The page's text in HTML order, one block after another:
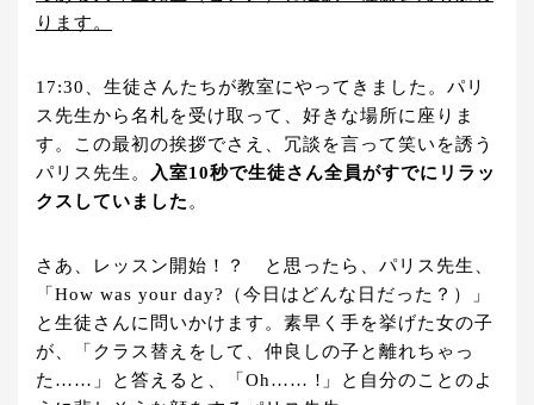
ります。
17:30、生徒さんたちが教室にやってきました。パリ
ス先生から名札を受け取って、好きな場所に座りま
す。この最初の挨拶でさえ、冗談を言って笑いを誘う
パリス先生。
入室10秒で生徒さん全員がすでにリラッ
クスしていました 。
さあ、レッスン開始！？ と思ったら、パリス先生、
「How was your day?（今日はどんな日だった？）」
と生徒さんに問いかけます。素早く手を挙げた女の子
が、「クラス替えをして、仲良しの子と離れちゃっ
た……」と答えると、「Oh…… !」と自分のことのよ